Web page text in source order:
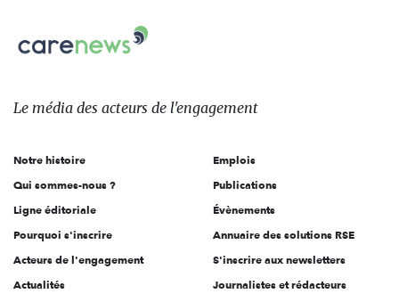
sur:
Carenews,
Le
des
l'engagement
Le média des acteurs de l'engagement
Notre histoire
Qui sommes-nous ?
Ligne éditoriale
Pourquoi s'inscrire
Acteurs de l'engagement
Actualités
Emplois
Publications
Évènements
Annuaire des solutions RSE
S'inscrire aux newsletters
Journalistes et rédacteurs